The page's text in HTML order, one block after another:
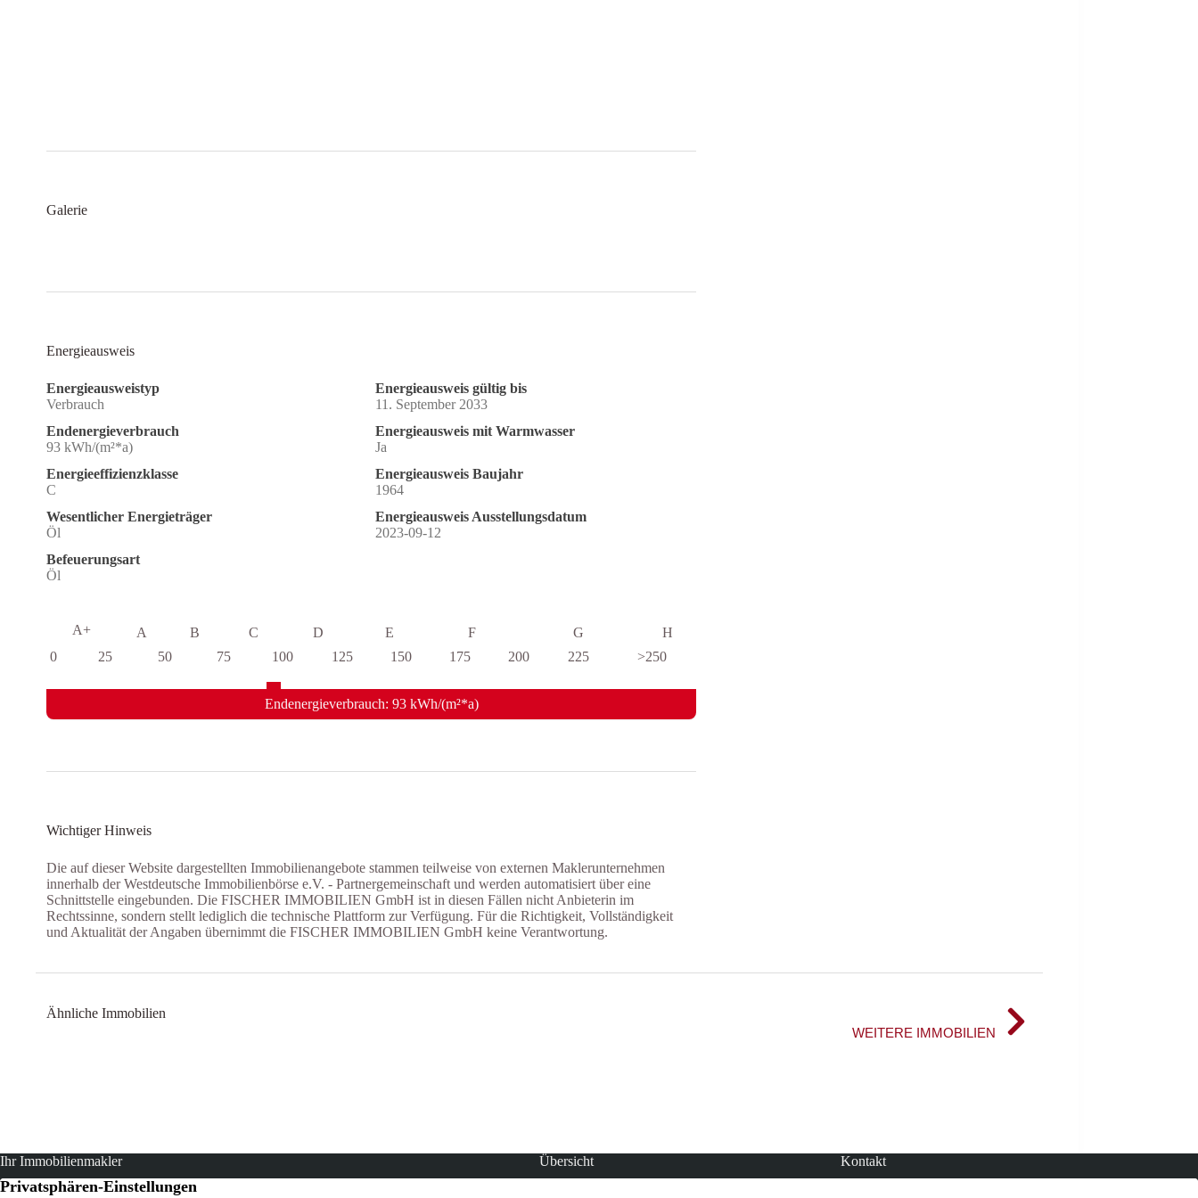
Galerie
Energieausweis
Energieausweistyp
Verbrauch
Energieausweis gültig bis
11. September 2033
Endenergieverbrauch
93 kWh/(m²*a)
Energieausweis mit Warmwasser
Ja
Energieeffizienzklasse
C
Energieausweis Baujahr
1964
Wesentlicher Energieträger
Öl
Energieausweis Ausstellungsdatum
2023-09-12
Befeuerungsart
Öl
A+ A B C D E F G
H
0
25 50 75 100 125 150 175 200 225 >250
Endenergieverbrauch: 93 kWh/(m²*a)
Wichtiger Hinweis
Die auf dieser Website dargestellten Immobilienangebote stammen teilweise von externen Maklerunternehmen
innerhalb der Westdeutsche Immobilienbörse e.V. - Partnergemeinschaft und werden automatisiert über eine
Schnittstelle eingebunden. Die FISCHER IMMOBILIEN GmbH ist in diesen Fällen nicht Anbieterin im
Rechtssinne, sondern stellt lediglich die technische Plattform zur Verfügung. Für die Richtigkeit, Vollständigkeit
und Aktualität der Angaben übernimmt die FISCHER IMMOBILIEN GmbH keine Verantwortung.
Ähnliche Immobilien
WEITERE IMMOBILIEN
Ihr Immobilienmakler Übersicht Kontakt